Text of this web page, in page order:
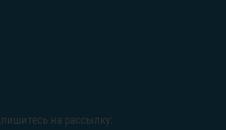
на рассылку: